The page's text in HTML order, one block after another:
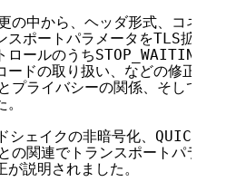
の中から、ヘッダ形式、コネクシ
スポートパラメータをTLS拡張とし
ロールのうちSTOP_WAITINGの廃
ードの取り扱い、などの修正が説
プライバシーの関係、そしてハー
シェイクの非暗号化、QUICヘッ
の関連でトランスポートパラメー
説明されました。